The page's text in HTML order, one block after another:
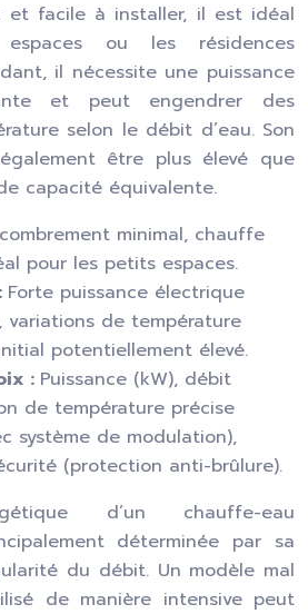
et facile à installer, il est idéal
ou les résidences
il nécessite une puissance
et peut engendrer des
selon le débit d’eau. Son
être plus élevé que
capacité équivalente.
minimal, chauffe
pour les petits espaces.
Forte puissance électrique
variations de température
potentiellement élevé.
: Puissance (kW), débit
de température précise
système de modulation),
(protection anti-brûlure).
d’un chauffe-eau
déterminée par sa
du débit. Un modèle mal
de manière intensive peut